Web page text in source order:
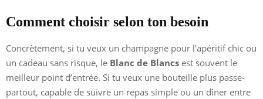
Comment choisir selon ton besoin
Concrètement, si tu veux un champagne pour l’apéritif chic ou
un cadeau sans risque, le Blanc de Blancs est souvent le
meilleur point d’entrée. Si tu veux une bouteille plus passe-
partout, capable de suivre un repas simple ou un dîner entre